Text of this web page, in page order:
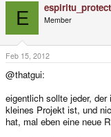
E Member
Feb 15, 2012
@thatgui:
eigentlich sollte jeder,
kleines Projekt ist, und
hat, mal eben eine neue